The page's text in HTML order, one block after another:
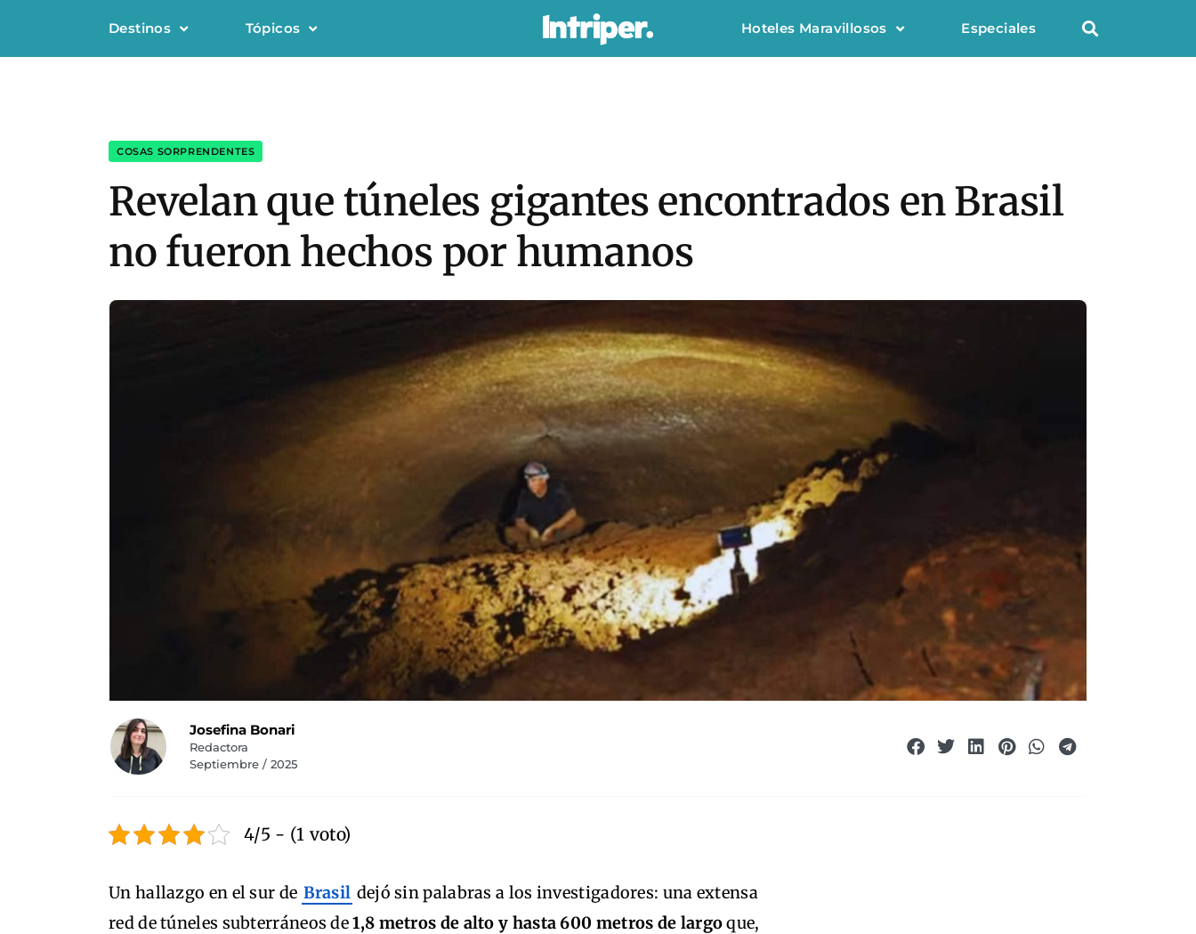
Destinos Tópicos Hoteles Maravillosos Especiales
COSAS SORPRENDENTES
Revelan que túneles gigantes encontrados en Brasil
no fueron hechos por humanos
Josefina Bonari
Redactora
Septiembre / 2025
4/5 - (1 voto)
Un hallazgo en el sur de Brasil dejó sin palabras a los investigadores: una extensa
red de túneles subterráneos de1,8 metros de alto y hasta 600 metros de largoque,